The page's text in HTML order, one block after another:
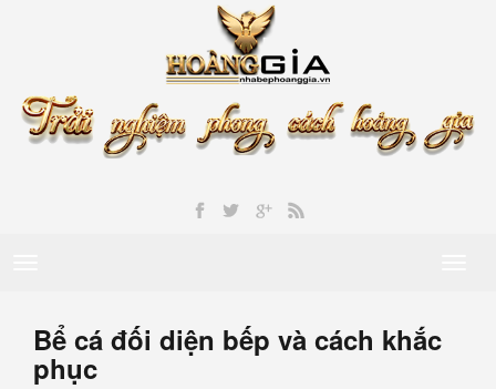
Bể cá đối diện bếp và cách khắc
phục